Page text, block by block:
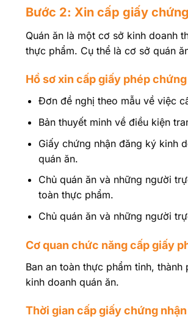
Bước 2: Xin cấp giấy
Quán ăn là một cơ sở kinh doanh
thực phẩm. Cụ thể là cơ sở quán
Hồ sơ xin cấp giấy phép
Đơn đề nghị theo mẫu về việc
Bản thuyết minh về điều kiện
Giấy chứng nhận đăng ký kinh
quán ăn.
Chủ quán ăn và những người
toàn thực phẩm.
Chủ quán ăn và những người
Cơ quan chức năng cấp giấy
Ban an toàn thực phẩm tỉnh,
kinh doanh quán ăn.
Thời gian cấp giấy chứng